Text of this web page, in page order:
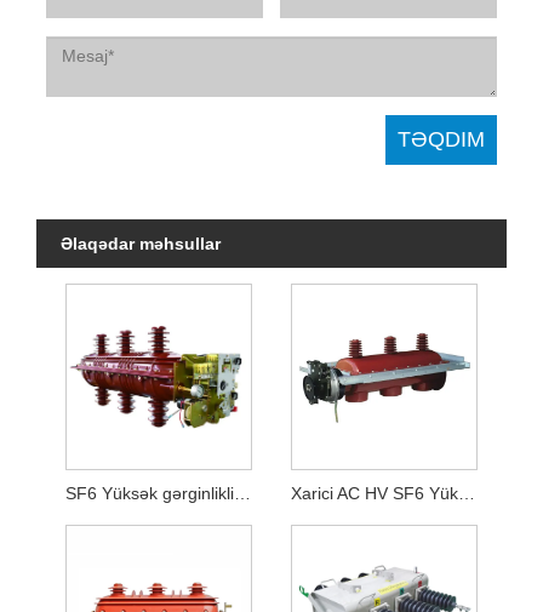
Əlaqədar məhsullar
SF6 Yüksək gərginlikli yük açarı Xarici AC HV SF6 Yükləmə açarı